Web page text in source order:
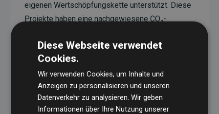
eigenen Wertschöpfungskette unterstützt. Diese
Projekte haben eine nachgewiesene CO₂-
Doppelten der geschätzten Emissionen der
Website entspricht.
Alle unterstützten Projekte werden durch
Standardverifiziert und erfüllen höchste
Anforderungen an Qualität, tatsächliche
Diese Webseite verwendet
Cookies.
Wir verwenden Cookies, um Inhalte und
Anzeigen zu personalisieren und unseren
Datenverkehr zu analysieren. Wir geben
Informationen über Ihre Nutzung unserer